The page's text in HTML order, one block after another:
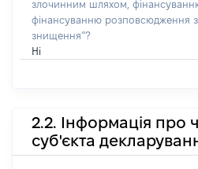
злочинним шляхом,
фінансуванню розповсюдження
знищення”?
Ні
2.2. Інформація про
суб'єкта